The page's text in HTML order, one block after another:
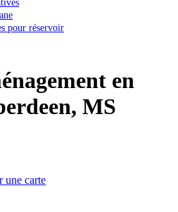
pour réservoir
en
MS
une carte